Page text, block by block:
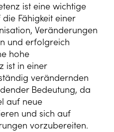
ist eine wichtige
Fähigkeit einer
Veränderungen
und erfolgreich
hohe
ist in einer
verändernden
Bedeutung, da
auf neue
und sich auf
vorzubereiten.